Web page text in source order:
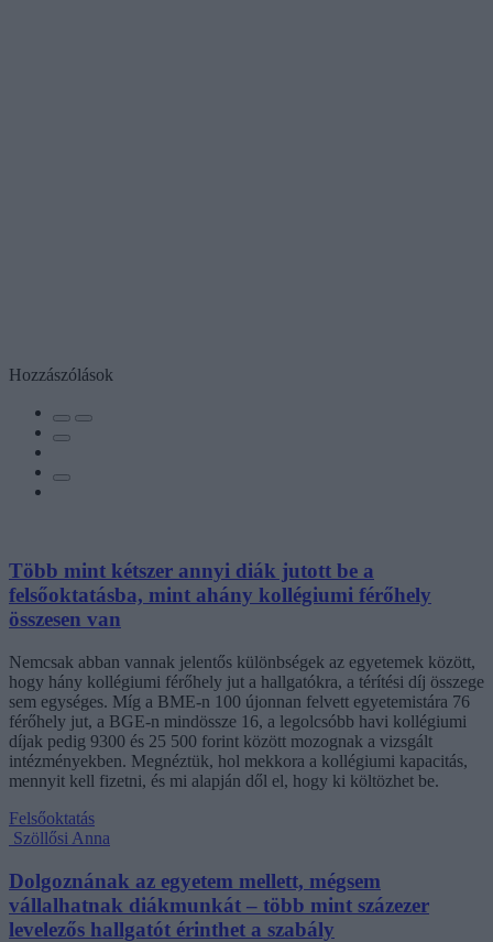
Hozzászólások
Több mint kétszer annyi diák jutott be a
felsőoktatásba, mint ahány kollégiumi férőhely
összesen van
Nemcsak abban vannak jelentős különbségek az egyetemek között,
hogy hány kollégiumi férőhely jut a hallgatókra, a térítési díj összege
sem egységes. Míg a BME-n 100 újonnan felvett egyetemistára 76
férőhely jut, a BGE-n mindössze 16, a legolcsóbb havi kollégiumi
díjak pedig 9300 és 25 500 forint között mozognak a vizsgált
intézményekben. Megnéztük, hol mekkora a kollégiumi kapacitás,
mennyit kell fizetni, és mi alapján dől el, hogy ki költözhet be.
Felsőoktatás
Szöllősi Anna
Dolgoznának az egyetem mellett, mégsem
vállalhatnak diákmunkát – több mint százezer
levelezős hallgatót érinthet a szabály